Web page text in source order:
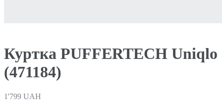
Куртка PUFFERTECH Uniqlo
(471184)
1'799 UAH